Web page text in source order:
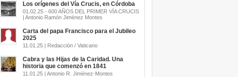
Los orígenes del Vía Crucis, en Córdoba
01.02.25 - 600 AÑOS DEL PRIMER VÍA CRUCIS
| Antonio Ramón Jiménez Montes
Carta del papa Francisco para el Jubileo
2025
11.01.25 | Redacción / Vaticano
Cabra y las Hijas de la Caridad. Una
historia que comenzó en 1841
11.01.25 | Antonio R. Jiménez-Montes